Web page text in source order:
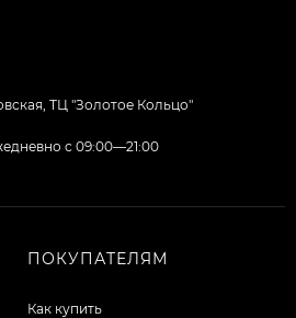
ТЦ "Золотое Кольцо"
с 09:00—21:00
ПОКУПАТЕЛЯМ
Как купить